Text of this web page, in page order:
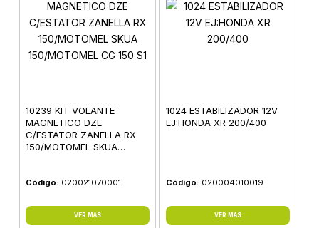
10239 KIT VOLANTE
MAGNETICO DZE
C/ESTATOR ZANELLA RX
150/MOTOMEL SKUA
Código: 020021070001
VER MÁS
1024 ESTABILIZADOR 12V
EJ:HONDA XR 200/400
Código: 020004010019
VER MÁS